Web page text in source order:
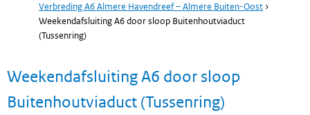
Verbreding A6 Almere Havendreef – Almere Buiten-Oost ›
Weekendafsluiting A6 door sloop Buitenhoutviaduct
(Tussenring)
Weekendafsluiting A6 door sloop
Buitenhoutviaduct (Tussenring)